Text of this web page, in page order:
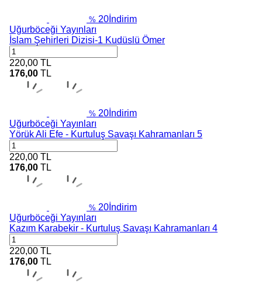
% 20 İndirim
Uğurböceği Yayınları
İslam Şehirleri Dizisi-1 Kudüslü Ömer
220,00 TL
176,00 TL
% 20 İndirim
Uğurböceği Yayınları
Yörük Ali Efe - Kurtuluş Savaşı Kahramanları 5
220,00 TL
176,00 TL
% 20 İndirim
Uğurböceği Yayınları
Kazım Karabekir - Kurtuluş Savaşı Kahramanları 4
220,00 TL
176,00 TL